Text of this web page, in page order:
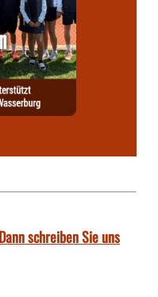
schreiben Sie uns